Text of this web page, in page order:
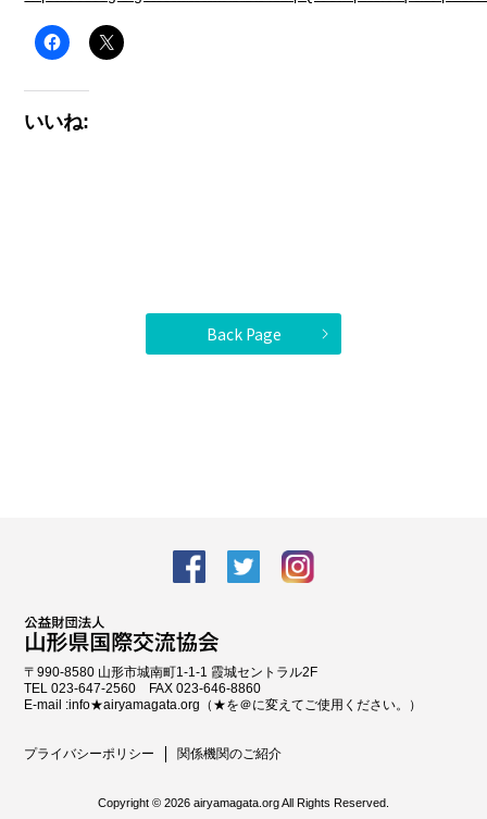
いいね:
Back Page
facebook Twitter
〒990-8580 山形市城南町1-1-1 霞城セントラル2F
TEL 023-647-2560 FAX 023-646-8860
E-mail :info★airyamagata.org（★を＠に変えてご使用ください。）
プライバシーポリシー 関係機関のご紹介
Copyright © 2026 airyamagata.org All Rights Reserved.